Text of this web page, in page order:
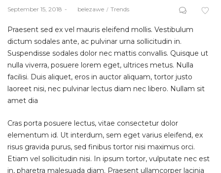
Posted
September 15, 2018 belezawe
Posted
Trends
Praesent sed ex vel mauris eleifend mollis. Vestibulum
dictum sodales ante, ac pulvinar urna sollicitudin in.
Suspendisse sodales dolor nec mattis convallis. Quisque ut
nulla viverra, posuere lorem eget, ultrices metus. Nulla
facilisi. Duis aliquet, eros in auctor aliquam, tortor justo
laoreet nisi, nec pulvinar lectus diam nec libero. Nullam sit
amet dia
Cras porta posuere lectus, vitae consectetur dolor
elementum id. Ut interdum, sem eget varius eleifend, ex
risus gravida purus, sed finibus tortor nisi maximus orci.
Etiam vel sollicitudin nisi. In ipsum tortor, vulputate nec est
in, pharetra malesuada diam. Praesent ullamcorper lacinia